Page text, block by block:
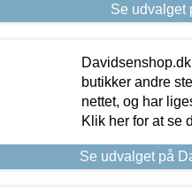
Se udvalget
butikker andre
nettet, og har
Klik her for at se
Se udvalget på